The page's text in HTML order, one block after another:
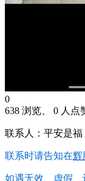
0
638 浏览、 0 人点
联系人：平安是福
联系时请告知在辉
如遇无效、虚假